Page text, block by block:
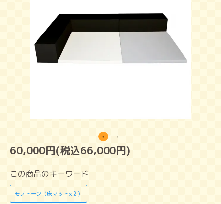
60,000円(税込66,000円)
この商品のキーワード
モノトーン（床マット×２）